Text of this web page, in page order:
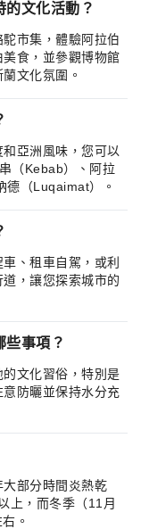
文化活動？
市集，體驗阿拉伯
食，並參觀博物館
文化氛圍。
亞洲風味，您可以
（Kebab）、阿拉
德（Luqaimat）。
、租車自駕，或利
，讓您探索城市的
些事項？
文化習俗，特別是
防曬並保持水分充
部分時間炎熱乾
上，而冬季（11月
。